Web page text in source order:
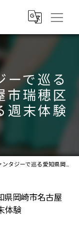
ーで巡る
市瑞穂区
週末体験
知県岡崎市名古屋市瑞穂区の大人も夢中になる週末体験
県岡崎市名古屋
体験